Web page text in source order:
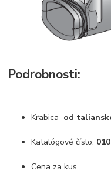
Podrobnosti:
Krabica od
Katalógové číslo:
Cena za kus